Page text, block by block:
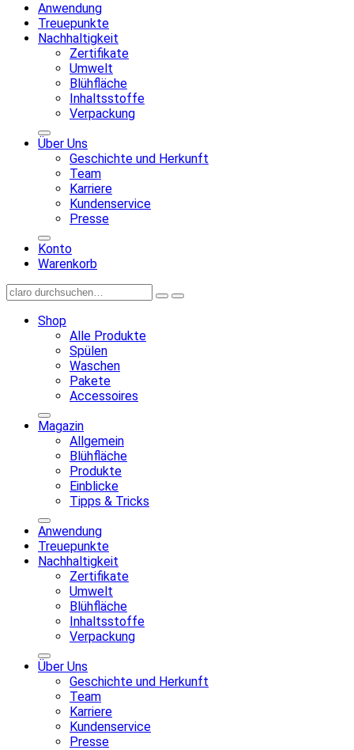
Anwendung
Treuepunkte
Nachhaltigkeit
Zertifikate
Umwelt
Blühfläche
Inhaltsstoffe
Verpackung
Über Uns
Geschichte und Herkunft
Team
Karriere
Kundenservice
Presse
Konto
Warenkorb
Shop
Alle Produkte
Spülen
Waschen
Pakete
Accessoires
Magazin
Allgemein
Blühfläche
Produkte
Einblicke
Tipps & Tricks
Anwendung
Treuepunkte
Nachhaltigkeit
Zertifikate
Umwelt
Blühfläche
Inhaltsstoffe
Verpackung
Über Uns
Geschichte und Herkunft
Team
Karriere
Kundenservice
Presse